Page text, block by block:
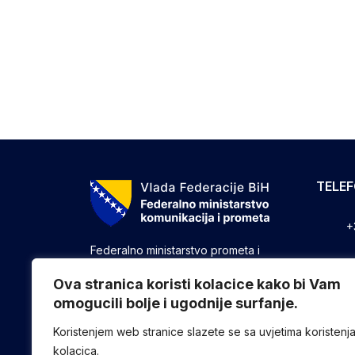
Ova stranica koristi kolacice kako bi Vam
omogucili bolje i ugodnije surfanje.
Koristenjem web stranice slazete se sa uvjetima koristenja
kolacica.
Federalno ministarstvo prometa i
druge poslove utvrđene zakonom koji
se odnose na ostvarivanje nadležnosti
Federacije u oblasti prometa i
komunikacija.